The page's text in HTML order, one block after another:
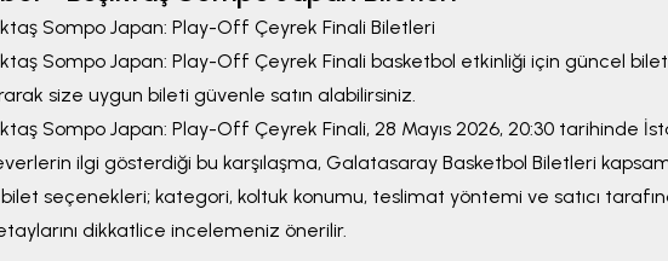
Sompo Japan: Play-Off Çeyrek Finali Biletleri
Sompo Japan: Play-Off Çeyrek Finali basketbol etkinliği için güncel
size uygun bileti güvenle satın alabilirsiniz.
Sompo Japan: Play-Off Çeyrek Finali, 28 Mayıs 2026, 20:30 tarihinde
ilgi gösterdiği bu karşılaşma, Galatasaray Basketbol Biletleri
seçenekleri; kategori, koltuk konumu, teslimat yöntemi ve satıcı
dikkatlice incelemeniz önerilir.